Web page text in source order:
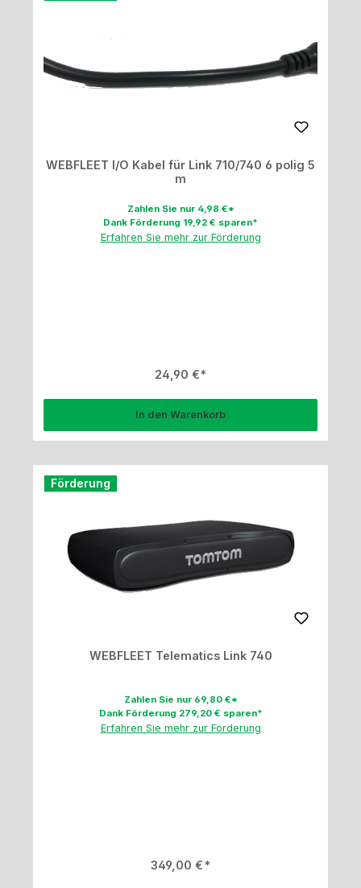
WEBFLEET I/O Kabel für Link 710/740 6 polig 5
m
Zahlen Sie nur 4,98 €*
Dank Förderung 19,92 € sparen*
Erfahren Sie mehr zur Förderung
Regulärer Preis:
24,90 €
In den Warenkorb
Förderung
WEBFLEET Telematics Link 740
Zahlen Sie nur 69,80 €*
Dank Förderung 279,20 € sparen*
Erfahren Sie mehr zur Förderung
Regulärer Preis:
349,00 €